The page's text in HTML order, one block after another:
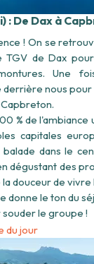
: De Dax à
! On se
TGV de Dax
Une
nous
% de
capitales
balade dans le
dégustant des
douceur de vivre
donne le ton du
le groupe !
du jour